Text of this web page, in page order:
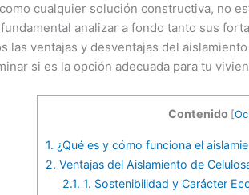
cualquier solución constructiva, no
analizar a fondo tanto sus
las ventajas y desventajas del
si es la opción adecuada para tu
Contenido [
1. ¿Qué es y cómo funciona el
2. Ventajas del Aislamiento de
2.1. 1. Sostenibilidad y Carácter